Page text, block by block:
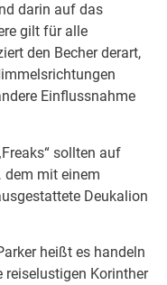
darin auf das
gilt für alle
den Becher derart,
Einflussnahme
sollten auf
dem mit einem
Deukalion
heißt es handeln
reiselustigen Korinther